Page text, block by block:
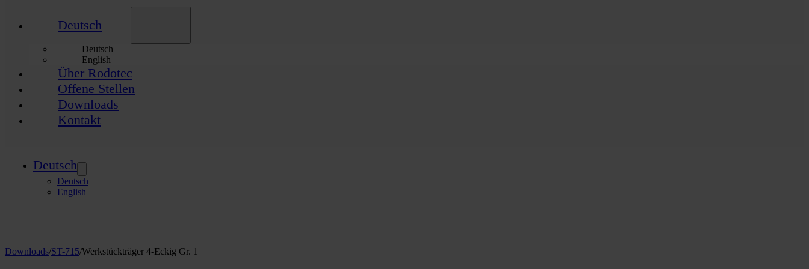
Deutsch
Deutsch
English
Über Rodotec
Offene Stellen
Downloads
Kontakt
Deutsch
Deutsch
English
Downloads/ST-715/Werkstückträger 4-Eckig Gr. 1